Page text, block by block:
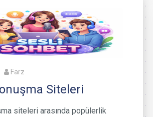
Farz
Siteleri
siteleri arasında popülerlik